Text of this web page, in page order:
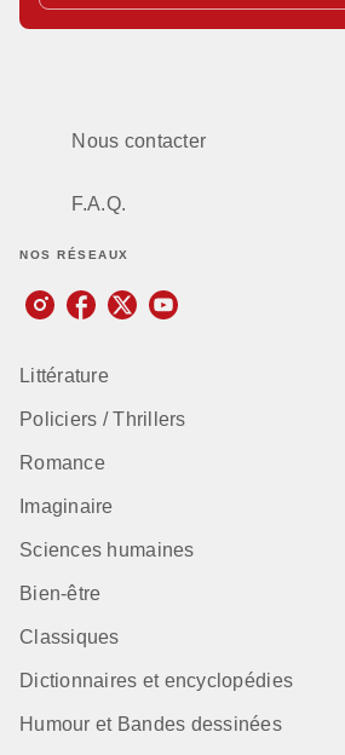
Nous contacter
F.A.Q.
NOS RÉSEAUX
Littérature
Policiers / Thrillers
Romance
Imaginaire
Sciences humaines
Bien-être
Classiques
Dictionnaires et encyclopédies
Humour et Bandes dessinées